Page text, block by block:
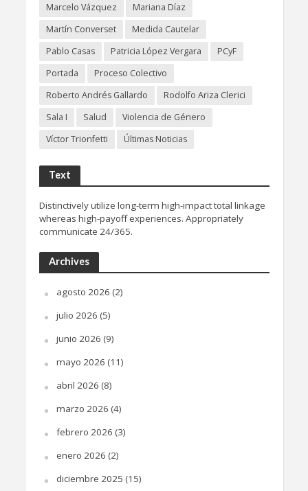
Marcelo Vázquez
Mariana Díaz
Martín Converset
Medida Cautelar
Pablo Casas
Patricia López Vergara
PCyF
Portada
Proceso Colectivo
Roberto Andrés Gallardo
Rodolfo Ariza Clerici
Sala I
Salud
Violencia de Género
Víctor Trionfetti
Últimas Noticias
Text
Distinctively utilize long-term high-impact total linkage
whereas high-payoff experiences. Appropriately
communicate 24/365.
Archives
agosto 2026 (2)
julio 2026 (5)
junio 2026 (9)
mayo 2026 (11)
abril 2026 (8)
marzo 2026 (4)
febrero 2026 (3)
enero 2026 (2)
diciembre 2025 (15)